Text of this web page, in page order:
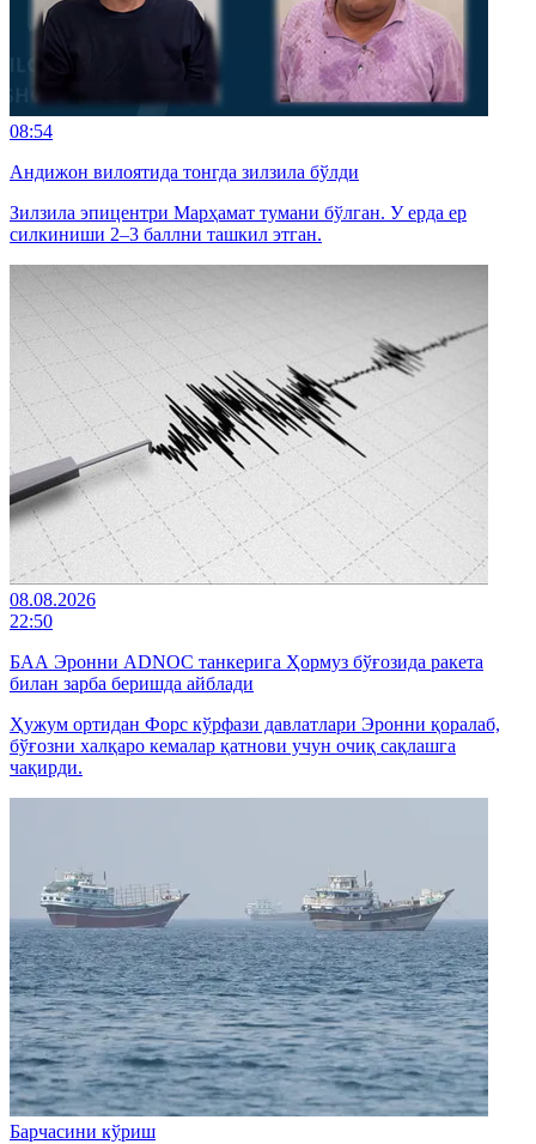
08:54
Андижон вилоятида тонгда зилзила бўлди
Зилзила эпицентри Марҳамат тумани бўлган. У ерда ер
силкиниши 2–3 баллни ташкил этган.
08.08.2026
22:50
БАА Эронни ADNOC танкерига Ҳормуз бўғозида ракета
билан зарба беришда айблади
Ҳужум ортидан Форс кўрфази давлатлари Эронни қоралаб,
бўғозни халқаро кемалар қатнови учун очиқ сақлашга
чақирди.
Барчасини кўриш